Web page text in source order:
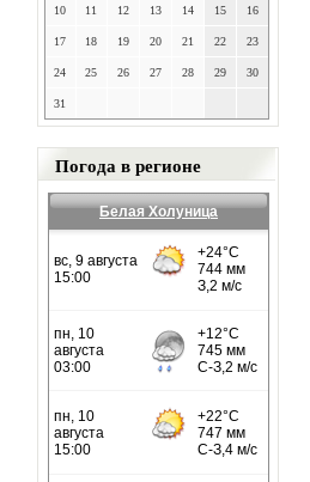
10 11 12 13 14 15 16
17 18 19 20 21 22 23
24 25 26 27 28 29 30
31
Погода в регионе
Белая Холуница